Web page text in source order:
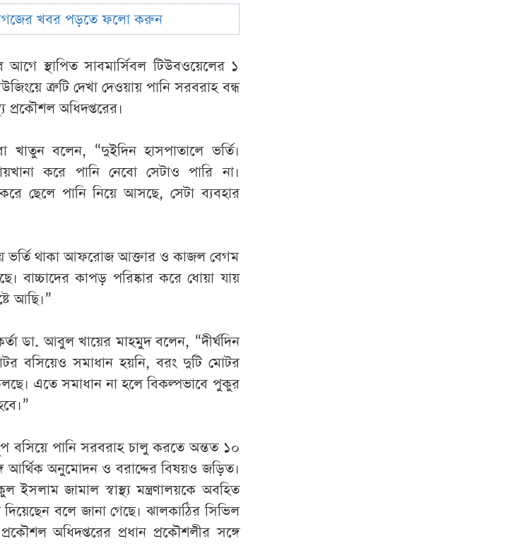
খবর পড়তে ফলো করুন
স্থাপিত সাবমার্সিবল টিউবওয়েলের ১
ত্রুটি দেখা দেওয়ায় পানি সরবরাহ বন্ধ
প্রকৌশল অধিদপ্তরের।
খাতুন বলেন, “দুইদিন হাসপাতালে ভর্তি।
করে পানি নেবো সেটাও পারি না।
ছেলে পানি নিয়ে আসছে, সেটা ব্যবহার
ভর্তি থাকা আফরোজ আক্তার ও কাজল বেগম
বাচ্চাদের কাপড় পরিষ্কার করে ধোয়া যায়
আছি।”
ডা. আবুল খায়ের মাহমুদ বলেন, “দীর্ঘদিন
বসিয়েও সমাধান হয়নি, বরং দুটি মোটর
এতে সমাধান না হলে বিকল্পভাবে পুকুর
পানি সরবরাহ চালু করতে অন্তত ১০
আর্থিক অনুমোদন ও বরাদ্দের বিষয়ও জড়িত।
ইসলাম জামাল স্বাস্থ্য মন্ত্রণালয়কে অবহিত
দিয়েছেন বলে জানা গেছে। ঝালকাঠির সিভিল
অধিদপ্তরের প্রধান প্রকৌশলীর সঙ্গে